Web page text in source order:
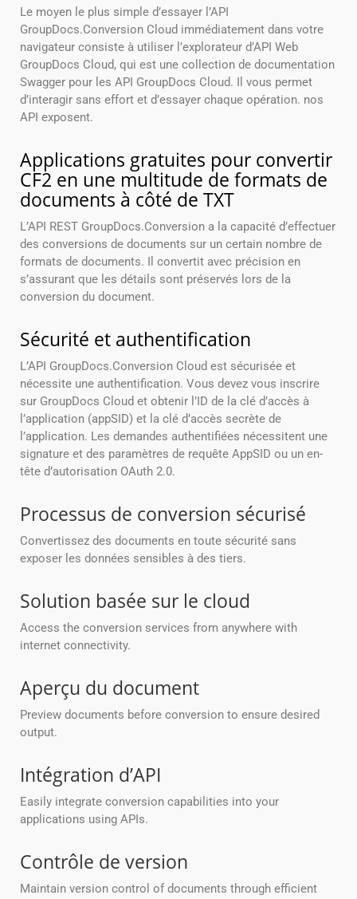
Le moyen le plus simple d’essayer l’API
GroupDocs.Conversion Cloud immédiatement dans votre
navigateur consiste à utiliser l’explorateur d’API Web
GroupDocs Cloud, qui est une collection de documentation
Swagger pour les API GroupDocs Cloud. Il vous permet
d’interagir sans effort et d’essayer chaque opération. nos
API exposent.
Applications gratuites pour convertir
CF2 en une multitude de formats de
documents à côté de TXT
L’API REST GroupDocs.Conversion a la capacité d’effectuer
des conversions de documents sur un certain nombre de
formats de documents. Il convertit avec précision en
s’assurant que les détails sont préservés lors de la
conversion du document.
Sécurité et authentification
L’API GroupDocs.Conversion Cloud est sécurisée et
nécessite une authentification. Vous devez vous inscrire
sur GroupDocs Cloud et obtenir l’ID de la clé d’accès à
l’application (appSID) et la clé d’accès secrète de
l’application. Les demandes authentifiées nécessitent une
signature et des paramètres de requête AppSID ou un en-
tête d’autorisation OAuth 2.0.
Processus de conversion sécurisé
Convertissez des documents en toute sécurité sans
exposer les données sensibles à des tiers.
Solution basée sur le cloud
Access the conversion services from anywhere with
internet connectivity.
Aperçu du document
Preview documents before conversion to ensure desired
output.
Intégration d’API
Easily integrate conversion capabilities into your
applications using APIs.
Contrôle de version
Maintain version control of documents through efficient